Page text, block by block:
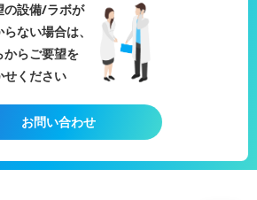
の設備/ラボが
ない場合は、
からご要望を
せください
お問い合わせ